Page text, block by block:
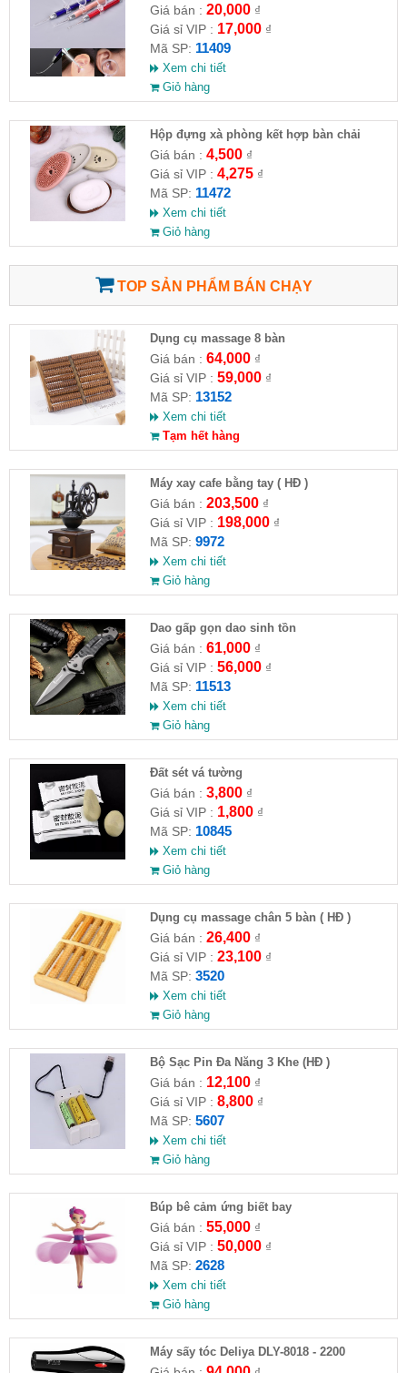
Giá bán : 20,000₫
Giá sỉ VIP : 17,000₫
Mã SP: 11409
Xem chi tiết
Giỏ hàng
Hộp đựng xà phòng kết hợp bàn chải
Giá bán : 4,500₫
Giá sỉ VIP : 4,275₫
Mã SP: 11472
Xem chi tiết
Giỏ hàng
TOP SẢN PHẨM BÁN CHẠY
Dụng cụ massage 8 bàn
Giá bán : 64,000₫
Giá sỉ VIP : 59,000₫
Mã SP: 13152
Xem chi tiết
Tạm hết hàng
Máy xay cafe bằng tay ( HĐ )
Giá bán : 203,500₫
Giá sỉ VIP : 198,000₫
Mã SP: 9972
Xem chi tiết
Giỏ hàng
Dao gấp gọn dao sinh tồn
Giá bán : 61,000₫
Giá sỉ VIP : 56,000₫
Mã SP: 11513
Xem chi tiết
Giỏ hàng
Đất sét vá tường
Giá bán : 3,800₫
Giá sỉ VIP : 1,800₫
Mã SP: 10845
Xem chi tiết
Giỏ hàng
Dụng cụ massage chân 5 bàn ( HĐ )
Giá bán : 26,400₫
Giá sỉ VIP : 23,100₫
Mã SP: 3520
Xem chi tiết
Giỏ hàng
Bộ Sạc Pin Đa Năng 3 Khe (HĐ )
Giá bán : 12,100₫
Giá sỉ VIP : 8,800₫
Mã SP: 5607
Xem chi tiết
Giỏ hàng
​Búp bê cảm ứng biết bay
Giá bán : 55,000₫
Giá sỉ VIP : 50,000₫
Mã SP: 2628
Xem chi tiết
Giỏ hàng
Máy sấy tóc Deliya DLY-8018 - 2200